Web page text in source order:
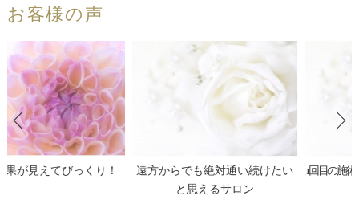
お客様の声
遠方からでも絶対通い続けたい
1回目の施術後から効果を実感しました